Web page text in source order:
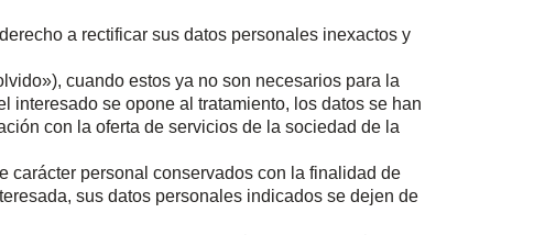
a rectificar sus datos personales inexactos y
cuando estos ya no son necesarios para la
interesado se opone al tratamiento, los datos se han
con la oferta de servicios de la sociedad de la
carácter personal conservados con la finalidad de
sus datos personales indicados se dejen de